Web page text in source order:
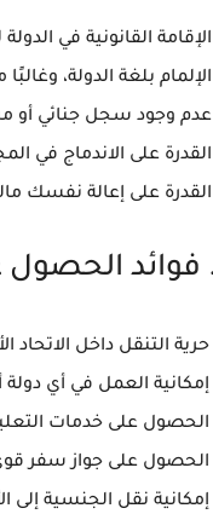
الإقامة القانونية في
الإلمام بلغة الدولة، وغالبًا
عدم وجود سجل جنائي أو
القدرة على الاندماج في
القدرة على إعالة نفسك
حرية التنقل داخل الاتحاد
إمكانية العمل في أي دولة
الحصول على خدمات
الحصول على جواز سفر
إمكانية نقل الجنسية إلى